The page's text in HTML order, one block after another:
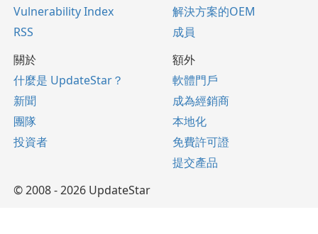
Vulnerability Index
RSS
解決方案的OEM
成員
關於
什麼是 UpdateStar？
新聞
團隊
投資者
額外
軟體門戶
成為經銷商
本地化
免費許可證
提交產品
© 2008 - 2026 UpdateStar